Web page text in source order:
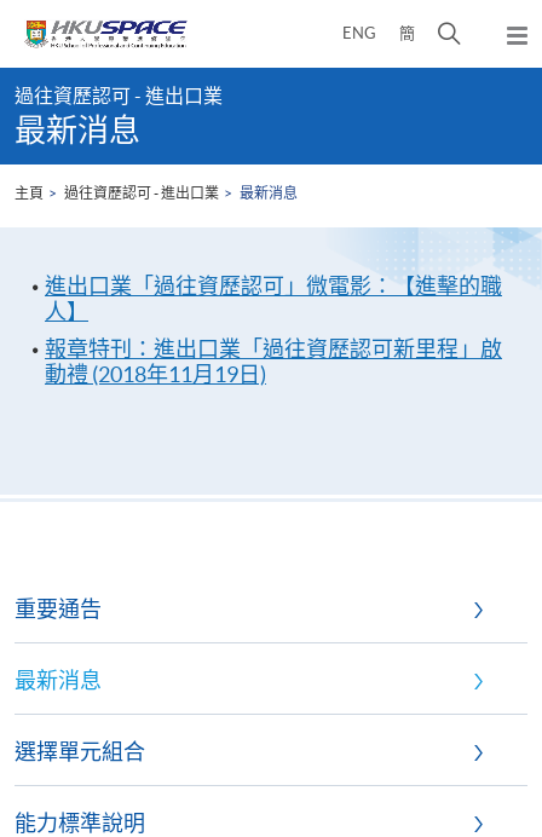
content
ENG 簡
開
彈
出
content
start
過往資歷認可 - 進出口業
最新消息
主頁 過往資歷認可 - 進出口業 最新消息
進出口業「過往資歷認可」微電影：【進擊的職
人】
報章特刊：進出口業「過往資歷認可新里程」啟
動禮 (2018年11月19日)
重要通告
最新消息
選擇單元組合
能力標準說明